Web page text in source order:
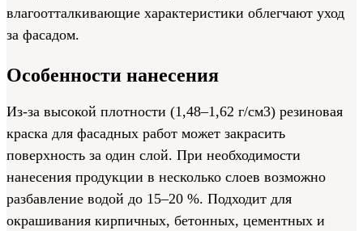
влагоотталкивающие характеристики облегчают уход
за фасадом.
Особенности нанесения
Из-за высокой плотности (1,48–1,62 г/см3) резиновая
краска для фасадных работ может закрасить
поверхность за один слой. При необходимости
нанесения продукции в несколько слоев возможно
разбавление водой до 15–20 %. Подходит для
окрашивания кирпичных, бетонных, цементных и